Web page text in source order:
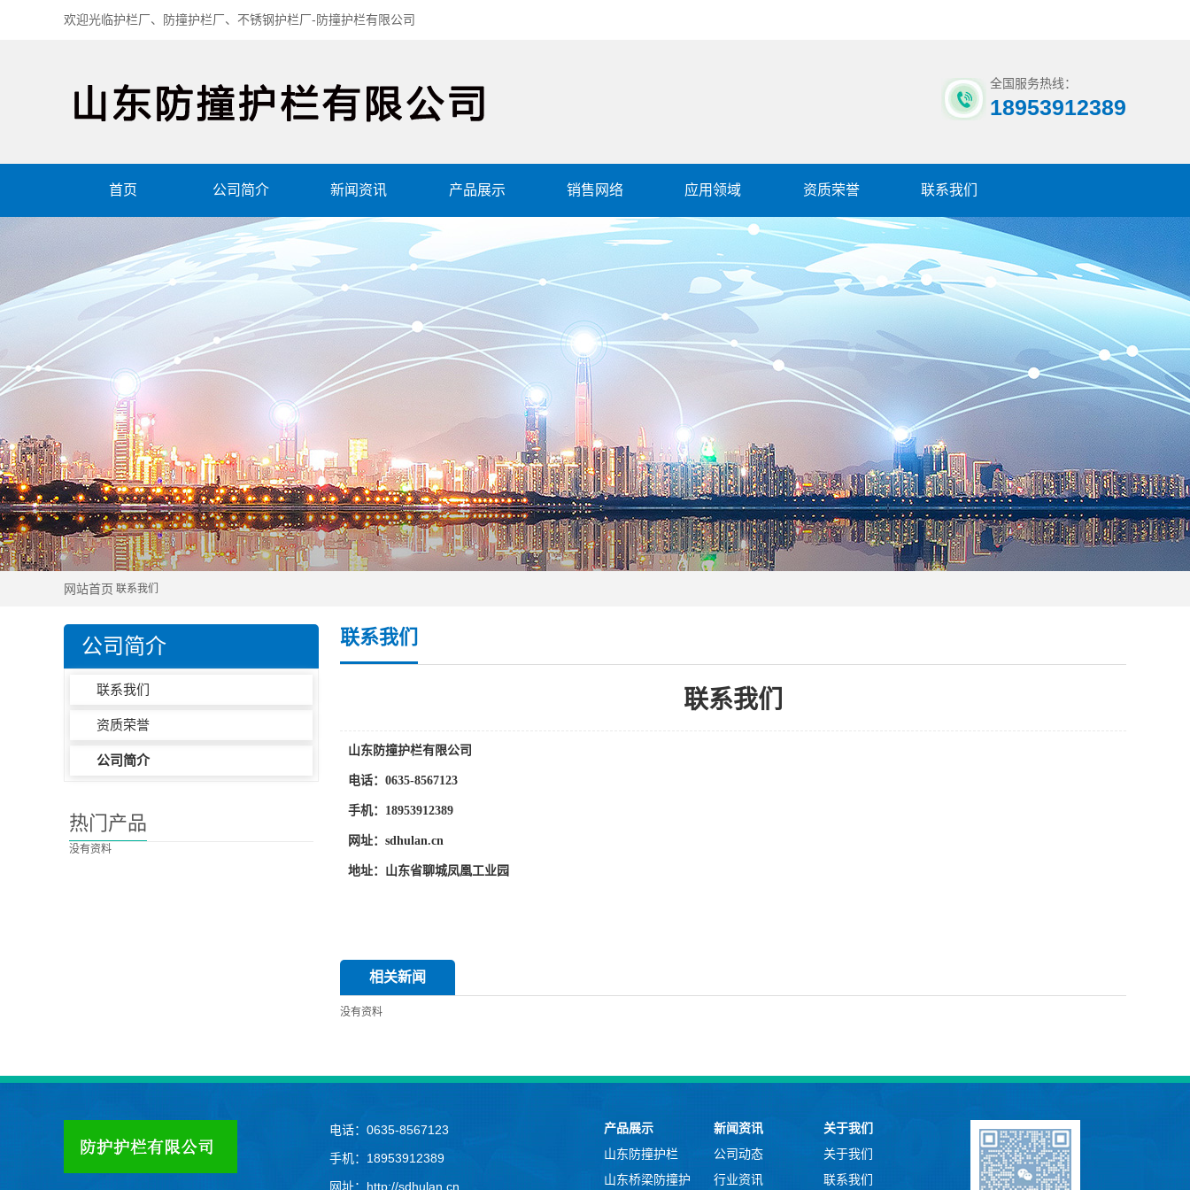
欢迎光临护栏厂、防撞护栏厂、不锈钢护栏厂-防撞护栏有限公司
全国服务热线：
18953912389
首页 公司简介 新闻资讯 产品展示 销售网络 应用领域 资质荣誉 联系我们
网站首页 联系我们
公司简介
联系我们
资质荣誉
公司简介
联系我们
联系我们
山东防撞护栏有限公司
电话：0635-8567123
手机：18953912389
网址：sdhulan.cn
地址：山东省聊城凤凰工业园
相关新闻
没有资料
热门产品
没有资料
电话：0635-8567123
手机：18953912389
网址：http://sdhulan.cn
产品展示
山东防撞护栏
山东桥梁防撞护
新闻资讯
公司动态
行业资讯
关于我们
关于我们
联系我们